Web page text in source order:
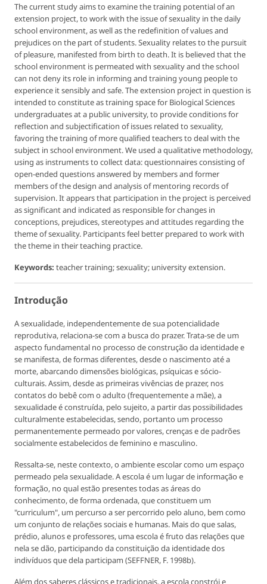
The current study aims to examine the training potential of an
extension project, to work with the issue of sexuality in the daily
school environment, as well as the redefinition of values and
prejudices on the part of students. Sexuality relates to the pursuit
of pleasure, manifested from birth to death. It is believed that the
school environment is permeated with sexuality and the school
can not deny its role in informing and training young people to
experience it sensibly and safe. The extension project in question is
intended to constitute as training space for Biological Sciences
undergraduates at a public university, to provide conditions for
reflection and subjectification of issues related to sexuality,
favoring the training of more qualified teachers to deal with the
subject in school environment. We used a qualitative methodology,
using as instruments to collect data: questionnaires consisting of
open-ended questions answered by members and former
members of the design and analysis of mentoring records of
supervision. It appears that participation in the project is perceived
as significant and indicated as responsible for changes in
conceptions, prejudices, stereotypes and attitudes regarding the
theme of sexuality. Participants feel better prepared to work with
the theme in their teaching practice.
Keywords: teacher training; sexuality; university extension.
Introdução
A sexualidade, independentemente de sua potencialidade
reprodutiva, relaciona-se com a busca do prazer. Trata-se de um
aspecto fundamental no processo de construção da identidade e
se manifesta, de formas diferentes, desde o nascimento até a
morte, abarcando dimensões biológicas, psíquicas e sócio-
culturais. Assim, desde as primeiras vivências de prazer, nos
contatos do bebê com o adulto (frequentemente a mãe), a
sexualidade é construída, pelo sujeito, a partir das possibilidades
culturalmente estabelecidas, sendo, portanto um processo
permanentemente permeado por valores, crenças e de padrões
socialmente estabelecidos de feminino e masculino.
Ressalta-se, neste contexto, o ambiente escolar como um espaço
permeado pela sexualidade. A escola é um lugar de informação e
formação, no qual estão presentes todas as áreas do
conhecimento, de forma ordenada, que constituem um
"curriculum", um percurso a ser percorrido pelo aluno, bem como
um conjunto de relações sociais e humanas. Mais do que salas,
prédio, alunos e professores, uma escola é fruto das relações que
nela se dão, participando da constituição da identidade dos
indivíduos que dela participam (SEFFNER, F. 1998b).
Além dos saberes clássicos e tradicionais, a escola constrói e